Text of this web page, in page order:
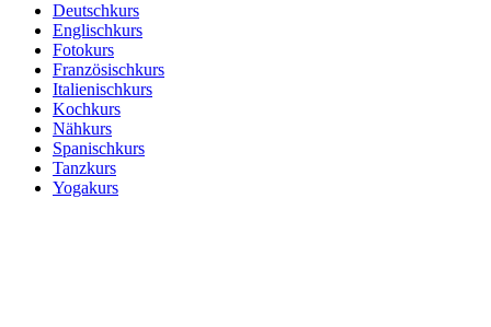
Deutschkurs
Englischkurs
Fotokurs
Französischkurs
Italienischkurs
Kochkurs
Nähkurs
Spanischkurs
Tanzkurs
Yogakurs